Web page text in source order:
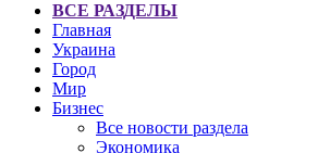
ВСЕ РАЗДЕЛЫ
Главная
Украина
Город
Мир
Бизнес
Все новости раздела
Экономика